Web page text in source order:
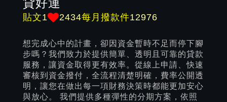
貸好運
貼文1 2434每月撥款件12976
想完成心中的計畫，卻因資金暫時不足而停下腳
步嗎？我們致力於提供簡單、透明且可靠的貸款
服務，讓資金取得更有效率。從線上申請、快速
審核到資金撥付，全流程清楚明確，費率公開透
明，讓您在做出每一項財務決策時都能更加安心
與放心。 我們提供多種彈性的分期方案，依照